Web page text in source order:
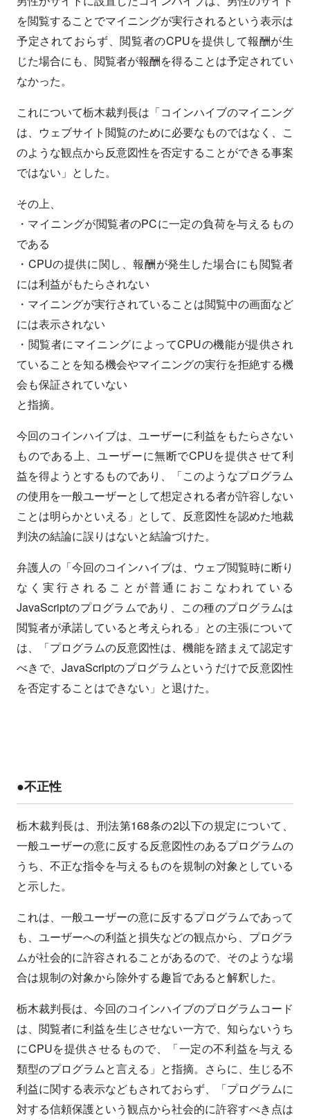
を閲覧することでマイニングが実行されるという表示は
予定されておらず、閲覧者のCPUを提供して報酬が生
じた場合にも、閲覧者が報酬を得ることは予定されてい
なかった。
これについて栃木裁判長は「コインハイブのマイニング
は、ウェブサイト閲覧のために必要なものではなく、こ
のような観点から反意図性を否定することができる事案
ではない」とした。
その上、
・マイニングが閲覧者のPCに一定の負荷を与えるもの
である
・CPUの提供に関し、報酬が発生した場合にも閲覧者
には利益がもたらされない
・マイニングが実行されていることは閲覧中の画面など
には表示されない
・閲覧者にマイニングによってCPUの機能が提供され
ていることを知る機会やマイニングの実行を拒絶する機
会も保証されていない
と指摘。
今回のコインハイブは、ユーザーに利益をもたらさない
ものである上、ユーザーに無断でCPUを提供させて利
益を得ようとするものであり、「このようなプログラム
の使用を一般ユーザーとして想定される者が許容しない
ことは明らかといえる」として、反意図性を認めた地裁
判決の結論に誤りはないと結論づけた。
弁護人の「今回のコインハイブは、ウェブ閲覧時に断り
なく実行されることが普通におこなわれている
JavaScriptのプログラムであり、この種のプログラムは
閲覧者が承諾していると考えられる」との主張について
は、「プログラムの反意図性は、機能を踏まえて認定す
べきで、JavaScriptのプログラムというだけで反意図性
を否定することはできない」と退けた。
●不正性
栃木裁判長は、刑法第168条の2以下の規定について、
一般ユーザーの意に反する反意図性のあるプログラムの
うち、不正な指令を与えるものを規制の対象としている
と示した。
これは、一般ユーザーの意に反するプログラムであって
も、ユーザーへの利益と損失などの観点から、プログラ
ムが社会的に許容されることがあるので、そのような場
合は規制の対象から除外する趣旨であると解釈した。
栃木裁判長は、今回のコインハイブのプログラムコード
は、閲覧者に利益を生じさせない一方で、知らないうち
にCPUを提供させるもので、「一定の不利益を与える
類型のプログラムと言える」と指摘。さらに、生じる不
利益に関する表示などもされておらず、「プログラムに
対する信頼保護という観点から社会的に許容すべき点は